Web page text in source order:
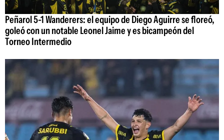
Peñarol 5-1 Wanderers: el equipo de Diego Aguirre se floreó,
goleó con un notable Leonel Jaime y es bicampeón del
Torneo Intermedio